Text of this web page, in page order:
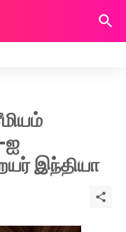
ஐ
இந்தியா